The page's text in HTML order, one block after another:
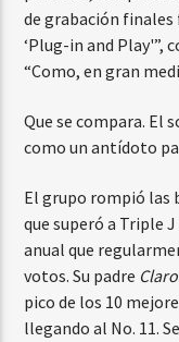
de grabación finales
‘Plug-in and Play'”,
“Como, en gran
Que se compara. El
como un antídoto
El grupo rompió las
que superó a Triple
anual que
votos. Su padre
pico de los 10
llegando al No. 11.